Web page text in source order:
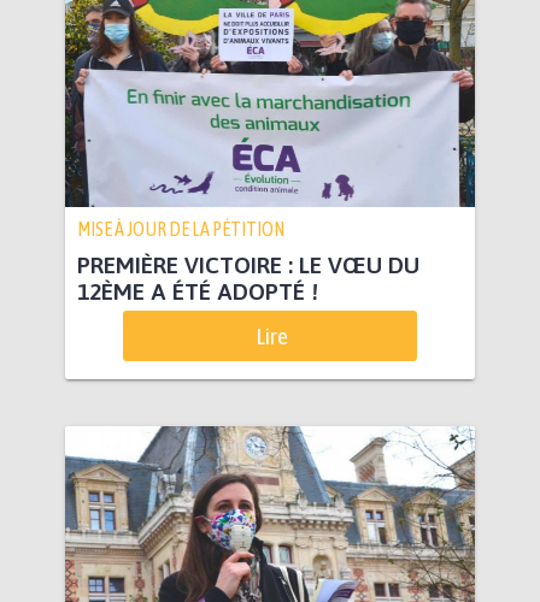
MISE À JOUR DE LA PÉTITION
PREMIÈRE VICTOIRE : LE VŒU DU
12ÈME A ÉTÉ ADOPTÉ !
Lire